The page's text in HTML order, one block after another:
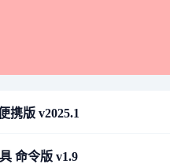
携版 v2025.1
命令版 v1.9